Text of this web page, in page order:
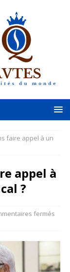
faire appel à un
appel à
?
fermés